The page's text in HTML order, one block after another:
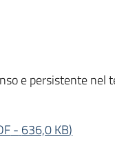
e persistente nel
- 636,0 KB)